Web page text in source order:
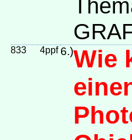
833 4ppf 6.)Wie